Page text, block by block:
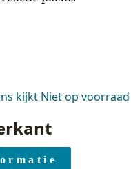
Niet op voorraad